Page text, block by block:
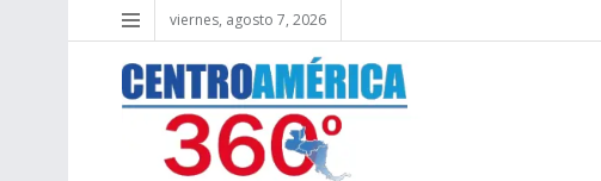
viernes, agosto 7, 2026